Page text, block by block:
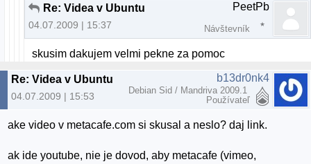
Re: Videa v Ubuntu
04.07.2009 | 15:37
PeetPb
Návštevník
skusim dakujem velmi pekne za pomoc
Re: Videa v Ubuntu
04.07.2009 | 15:53
b13dr0nk4
Debian Sid / Mandriva 2009.1
Používateľ
ake video v metacafe.com si skusal a neslo? daj link.
ak ide youtube, nie je dovod, aby metacafe (vimeo,